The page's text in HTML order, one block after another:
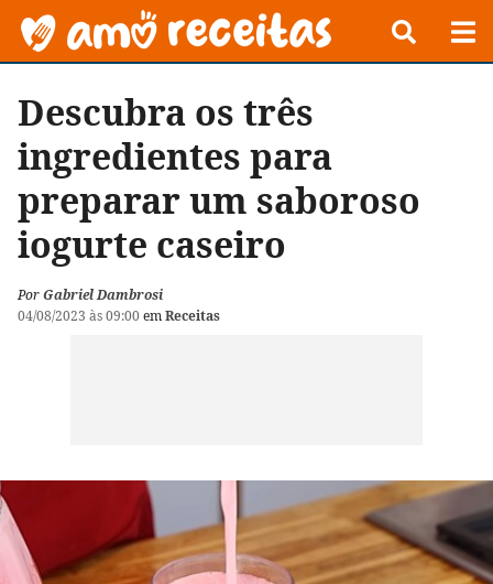
Descubra os três
ingredientes para
preparar um saboroso
iogurte caseiro
PorGabriel Dambrosi
04/08/2023 às 09:00 emReceitas